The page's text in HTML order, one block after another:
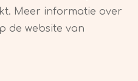
Meer informatie over
de website van